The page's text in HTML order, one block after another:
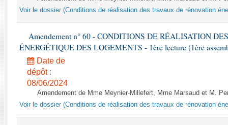
Voir le dossier (Conditions de réalisation des travaux de rénovation
Amendement n° 60 - CONDITIONS DE RÉALISATION
ÉNERGÉTIQUE DES LOGEMENTS - 1ère lecture (1ère
Date de
dépôt :
08/06/2024
Amendement de Mme Meynier-Millefert, Mme Marsaud et M.
Voir le dossier (Conditions de réalisation des travaux de rénovation